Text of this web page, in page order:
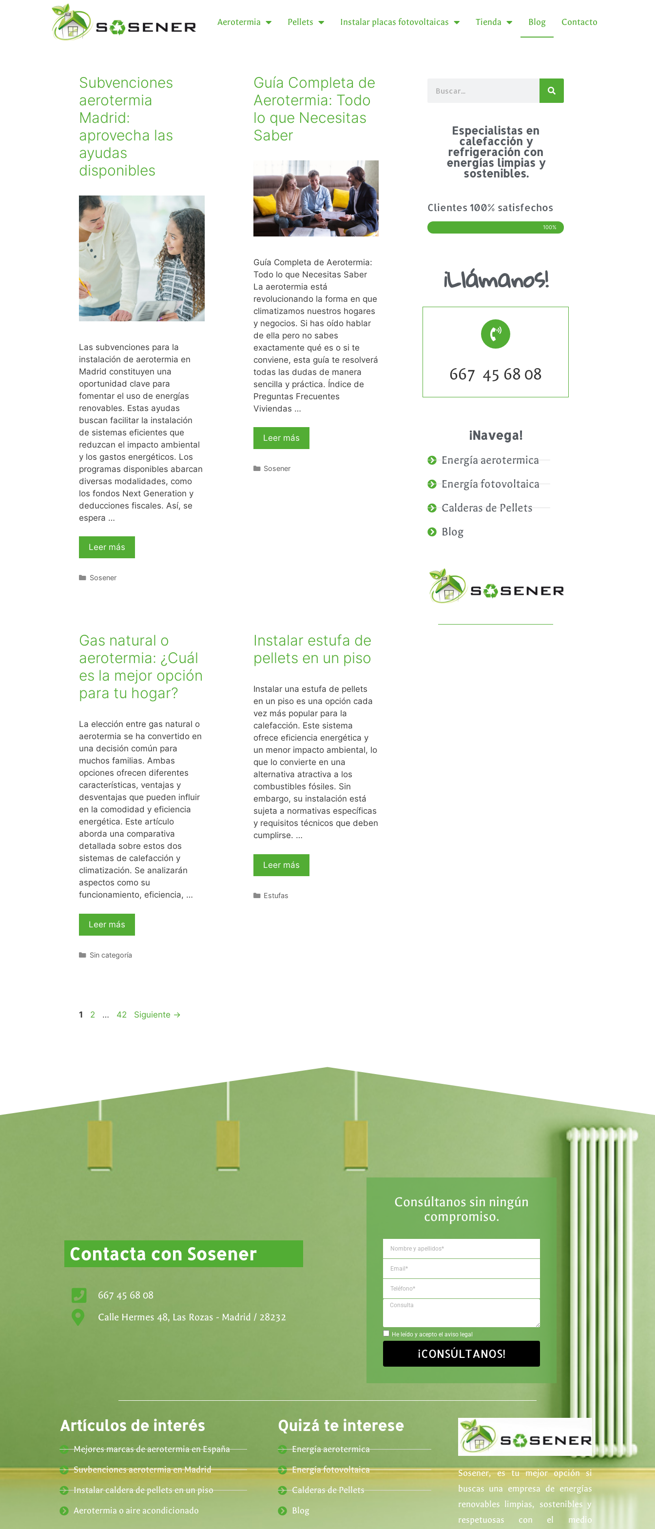
Aerotermia Pellets Instalar placas fotovoltaicas Tienda Blog Contacto
Subvenciones
aerotermia
Madrid:
aprovecha las
ayudas
disponibles
Las subvenciones para la
instalación de aerotermia en
Madrid constituyen una
oportunidad clave para
fomentar el uso de energías
renovables. Estas ayudas
buscan facilitar la instalación
de sistemas eficientes que
reduzcan el impacto ambiental
y los gastos energéticos. Los
programas disponibles abarcan
diversas modalidades, como
los fondos Next Generation y
deducciones fiscales. Así, se
espera …
Leer más
Sosener
Guía Completa de
Aerotermia: Todo
lo que Necesitas
Saber
Guía Completa de Aerotermia:
Todo lo que Necesitas Saber
La aerotermia está
revolucionando la forma en que
climatizamos nuestros hogares
y negocios. Si has oído hablar
de ella pero no sabes
exactamente qué es o si te
conviene, esta guía te resolverá
todas las dudas de manera
sencilla y práctica. Índice de
Preguntas Frecuentes
Viviendas …
Leer más
Sosener
Gas natural o
aerotermia: ¿Cuál
es la mejor opción
para tu hogar?
La elección entre gas natural o
aerotermia se ha convertido en
una decisión común para
muchos familias. Ambas
opciones ofrecen diferentes
características, ventajas y
desventajas que pueden influir
en la comodidad y eficiencia
energética. Este artículo
aborda una comparativa
detallada sobre estos dos
sistemas de calefacción y
climatización. Se analizarán
aspectos como su
funcionamiento, eficiencia, …
Leer más
Sin categoría
Instalar estufa de
pellets en un piso
Instalar una estufa de pellets
en un piso es una opción cada
vez más popular para la
calefacción. Este sistema
ofrece eficiencia energética y
un menor impacto ambiental, lo
que lo convierte en una
alternativa atractiva a los
combustibles fósiles. Sin
embargo, su instalación está
sujeta a normativas específicas
y requisitos técnicos que deben
cumplirse. …
Leer más
Estufas
1 2 … 42 Siguiente →
Especialistas en
calefacción y
refrigeración con
energías limpias y
sostenibles.
Clientes 100% satisfechos
100%
¡Llámanos!
667 45 68 08
¡Navega!
Energía aerotermica
Energía fotovoltaica
Calderas de Pellets
Blog
Contacta con Sosener
667 45 68 08
Calle Hermes 48, Las Rozas - Madrid / 28232
Consúltanos sin ningún
compromiso.
He leído y acepto el aviso legal
¡CONSÚLTANOS!
Artículos de interés
Mejores marcas de aerotermia en España
Suvbenciones aerotermia en Madrid
Instalar caldera de pellets en un piso
Aerotermia o aire acondicionado
Quizá te interese
Energía aerotermica
Energía fotovoltaica
Calderas de Pellets
Blog
Sosener, es tu mejor opción si
buscas una empresa de energías
renovables limpias, sostenibles y
respetuosas con el medio